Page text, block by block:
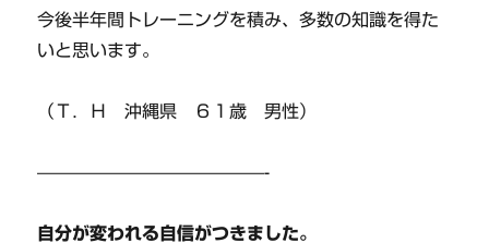
今後半年間トレーニングを積み、多数の知識を得た
いと思います。
（Ｔ．Ｈ 沖縄県 ６１歳 男性）
—————————————-
自分が変われる自信がつきました。